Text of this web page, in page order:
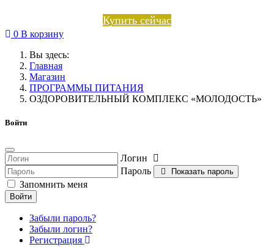
Купить сейчас
0 В корзину
Вы здесь:
Главная
Магазин
ПРОГРАММЫ ПИТАНИЯ
ОЗДОРОВИТЕЛЬНЫЙ КОМПЛЕКС «МОЛОДОСТЬ»
Войти
Логин
Пароль
Показать пароль
Запомнить меня
Войти
Забыли пароль?
Забыли логин?
Регистрация